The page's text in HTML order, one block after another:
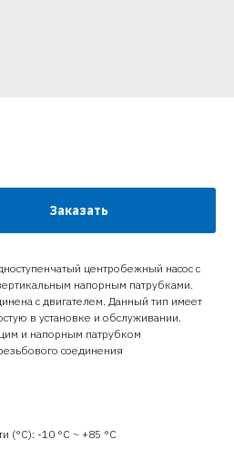
Заказать
центробежный насос с
напорным патрубками.
с двигателем. Данный тип имеет
в установке и обслуживании.
и напорным патрубком
соединения
(°C): -10 °С ~ +85 °С